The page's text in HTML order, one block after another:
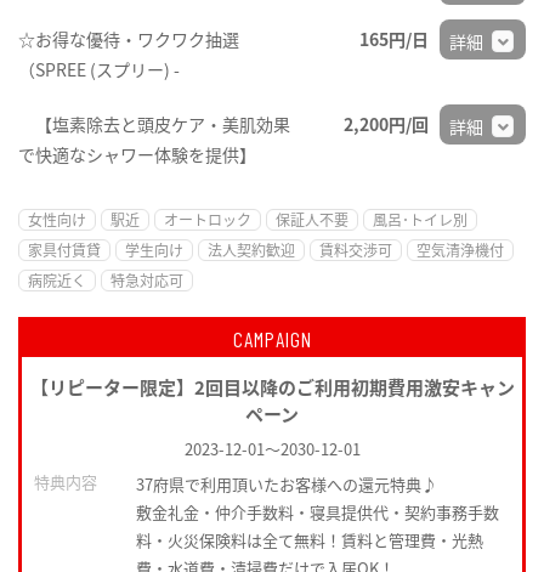
☆お得な優待・ワクワク抽選
（SPREE (スプリー) -
165円/日 詳細
【塩素除去と頭皮ケア・美肌効果
で快適なシャワー体験を提供】
2,200円/回 詳細
女性向け 駅近 オートロック 保証人不要
風呂･トイレ別
家具付賃貸
学生向け 法人契約歓迎 賃料交渉可
空気清浄機付
病院近く
特急対応可
CAMPAIGN
【リピーター限定】2回目以降のご利用初期費用激安キャン
ペーン
2023-12-01～2030-12-01
特典内容
37府県で利用頂いたお客様への還元特典♪
敷金礼金・仲介手数料・寝具提供代・契約事務手数
料・火災保険料は全て無料！賃料と管理費・光熱